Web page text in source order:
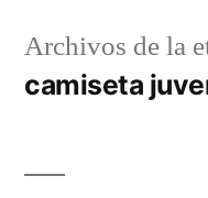
Archivos de la
camiseta